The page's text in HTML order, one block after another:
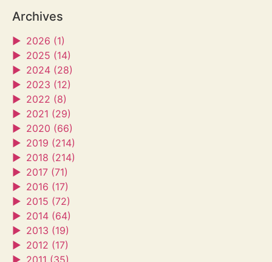
Archives
► 2026 (1)
► 2025 (14)
► 2024 (28)
► 2023 (12)
► 2022 (8)
► 2021 (29)
► 2020 (66)
► 2019 (214)
► 2018 (214)
► 2017 (71)
► 2016 (17)
► 2015 (72)
► 2014 (64)
► 2013 (19)
► 2012 (17)